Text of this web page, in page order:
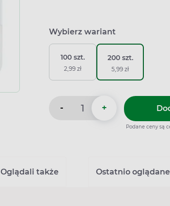
Wybierz wariant
100 szt.
2,99 zł
200 szt.
5,99 zł
- +
Podane ceny są
Oglądali także Ostatnio oglądane